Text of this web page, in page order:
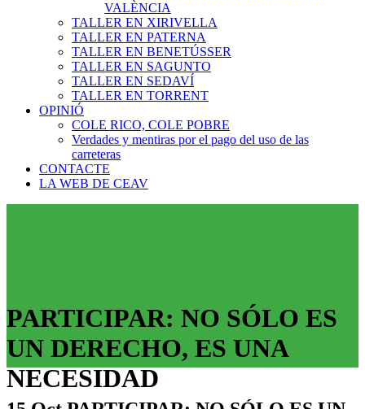
VALÈNCIA
TALLER EN XIRIVELLA
TALLER EN PATERNA
TALLER EN BENETÚSSER
TALLER EN SAGUNTO
TALLER EN SEDAVÍ
TALLER EN TORRENT
OPINIÓ
COLE RICO, COLE POBRE
Verdades y mentiras por el pago del uso de las
carreteras
CONTACTE
LA WEB DE CEAV
PARTICIPAR: NO SÓLO ES
UN DERECHO, ES UNA
NECESIDAD